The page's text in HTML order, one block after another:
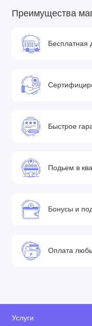
Преимущества
Бесплатная
Быстрое
Подьем в
Бонусы и
Оплата
Услуги